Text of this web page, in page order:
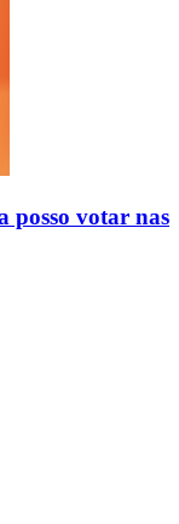
posso votar nas